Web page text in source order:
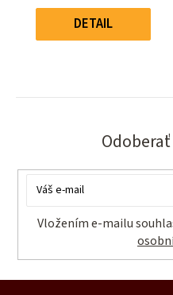
hviezdičiek.
Jednotková
cena:
DETAIL
Email
Vložením e-mailu